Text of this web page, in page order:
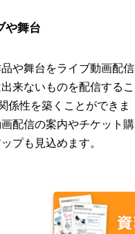
や舞台
や舞台をライブ動画配信
来ないものを配信するこ
係性を築くことができま
配信の案内やチケット購
プも見込めます。